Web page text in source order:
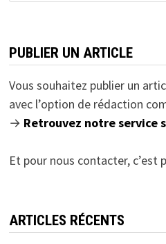
PUBLIER UN ARTICLE
Vous souhaitez publier un
avec l’option de rédaction
→ Retrouvez notre service
Et pour nous contacter, c’est
ARTICLES RÉCENTS